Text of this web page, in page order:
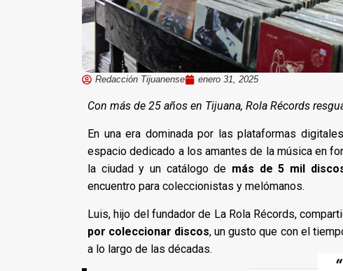
Redacción Tijuanense enero 31, 2025
Con más de 25 años en Tijuana, Rola Récords
En una era dominada por las plataformas
espacio dedicado a los amantes de la música en
la ciudad y un catálogo de más de 5 mil
encuentro para coleccionistas y melómanos.
Luis, hijo del fundador de La Rola Récords,
por coleccionar discos, un gusto que con el
a lo largo de las décadas.